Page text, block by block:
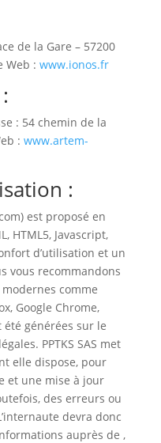
de la Gare – 57200
Web : www.ionos.fr
: 54 chemin de la
: www.artem-
:
est proposé en
HTML5, Javascript,
d’utilisation et un
vous recommandons
comme
Google Chrome,
générées sur le
PPTKS SAS met
elle dispose, pour
et une mise à jour
des erreurs ou
devra donc
auprès de ,